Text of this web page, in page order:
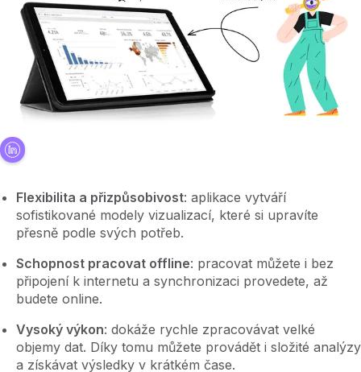
Flexibilita a přizpůsobivost: aplikace vytváří
sofistikované modely vizualizací, které si upravíte
přesně podle svých potřeb.
Schopnost pracovat offline: pracovat můžete i bez
připojení k internetu a synchronizaci provedete, až
budete online.
Vysoký výkon: dokáže rychle zpracovávat velké
objemy dat. Díky tomu můžete provádět i složité analýzy
a získávat výsledky v krátkém čase.